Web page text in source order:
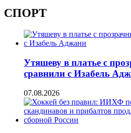
СПОРТ
Утяшеву в платье с
сравнили с Изабель
07.08.2026